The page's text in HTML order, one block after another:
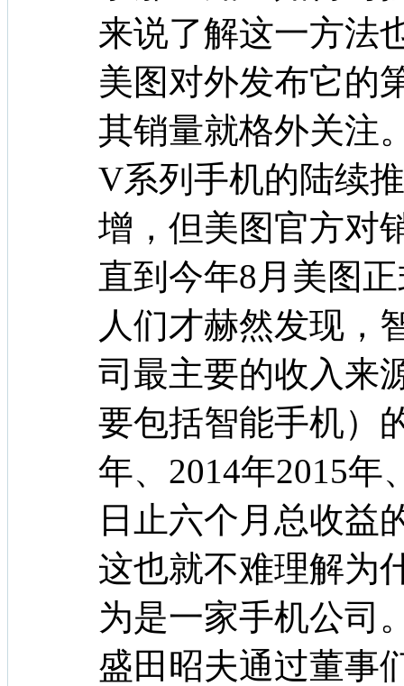
来说了解这一方法
美图对外发布它的
其销量就格外关注
V系列手机的陆续
增，但美图官方对
直到今年8月美图
人们才赫然发现，
司最主要的收入
要包括智能手机）
年、2014年2015年
日止六个月总收益
这也就不难理解为
为是一家手机公司
盛田昭夫通过董事